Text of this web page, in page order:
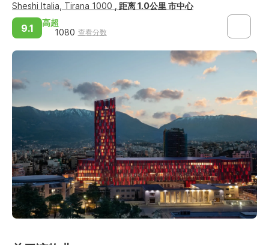
Sheshi Italia, Tirana 1000 , 距离 1.0公里 市中心
9.1
高超
1080 查看分数